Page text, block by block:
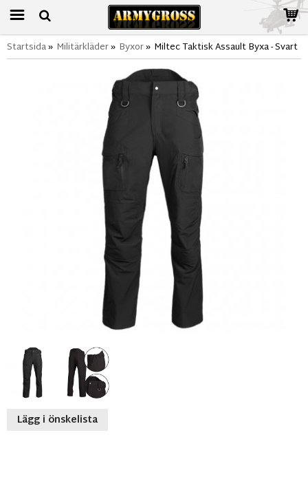
Startsida» Militärkläder» Byxor» Miltec Taktisk Assault Byxa - Svart
Lägg i önskelista